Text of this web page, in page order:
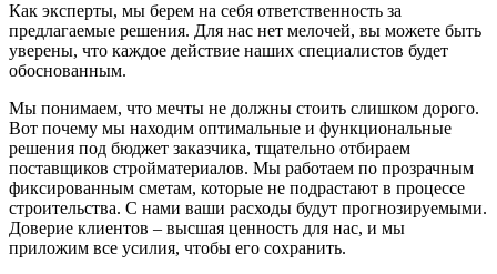
Как эксперты, мы берем на себя ответственность за
предлагаемые решения. Для нас нет мелочей, вы можете быть
уверены, что каждое действие наших специалистов будет
обоснованным.
Мы понимаем, что мечты не должны стоить слишком дорого.
Вот почему мы находим оптимальные и функциональные
решения под бюджет заказчика, тщательно отбираем
поставщиков стройматериалов. Мы работаем по прозрачным
фиксированным сметам, которые не подрастают в процессе
строительства. С нами ваши расходы будут прогнозируемыми.
Доверие клиентов – высшая ценность для нас, и мы
приложим все усилия, чтобы его сохранить.